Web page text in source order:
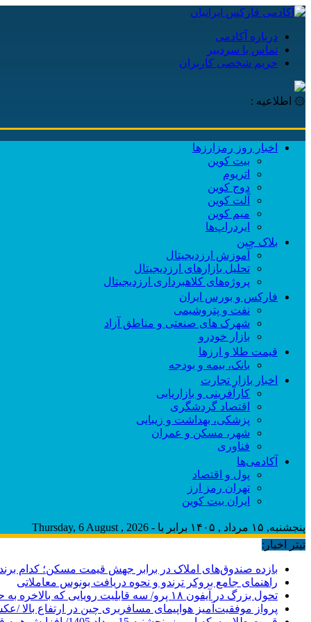
درباره آکادمی
تماس با سردبیر
حریم شخصی کاربران
۞ اطلاعیه :
اخبار روز رمزارزها
بیت کوین
اتریوم
دوج کوین
آلت کوین
میم کوین‌
ایردراپ‌ها
بلاک چین
آموزش ارزدیجیتال
تحلیل بازارهای ارزدیجیتال
پروژه‌های کلاهبرداری ارزدیجیتال
فارکس و بورس ایران
نفت و پتروشیمی
شهرک های صنعتی و مناطق آزاد
بازار خودرو
قیمت طلا و ارزها
بانک، بیمه و بودجه
اخبار بازار تجارت
کارآفرینی و بازاریابی
اقتصاد گردشگری
پزشکی، بهداشت و زیبایی
شهر، مسکن و عمران
فناوری
آکادمی‌ها
پول و اقتصاد
تهران رمز ارز
ایران بیت کوین
پنجشنبه, ۱۵ مرداد , ۱۴۰۵ برابر با - Thursday, 6 August , 2026
تیتر اخبار:
بازده صندوق‌های املاک در برابر جهش قیمت مسکن؛ کدام
راهنمای جامع بروکر ترندو و نحوه دریافت بونوس معاملاتی
تحول بزرگ در آیفون ۱۸ پرو/ سه قابلیت رویایی که بالاخره به حقیقت می‌پیوندند
پرواز موفقیت‌آمیز هواپیمای مسافربری چین در ارتفاع بالا /